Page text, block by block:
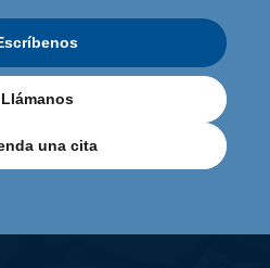
Llámanos
una cita